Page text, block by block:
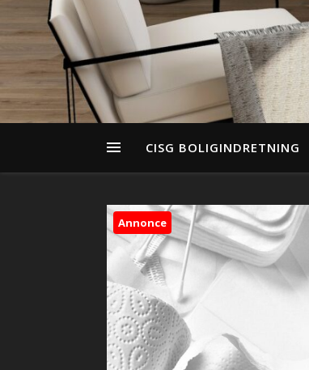
CISG BOLIGINDRETNING
Annonce